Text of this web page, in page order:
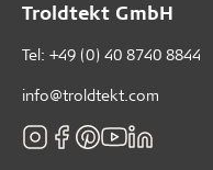
Troldtekt GmbH
Tel: +49 (0) 40 8740 8844
info@troldtekt.com